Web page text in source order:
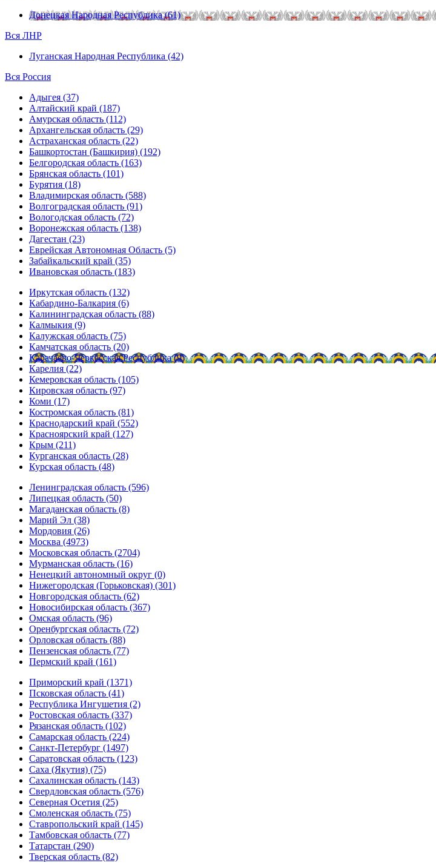
Донецкая Народная Республика (61)
Вся ЛНР
Луганская Народная Республика (42)
Вся Россия
Адыгея (37)
Алтайский край (187)
Амурская область (112)
Архангельская область (29)
Астраханская область (22)
Башкортостан (Башкирия) (192)
Белгородская область (163)
Брянская область (101)
Бурятия (18)
Владимирская область (588)
Волгоградская область (91)
Вологодская область (72)
Воронежская область (138)
Дагестан (23)
Еврейская Автономная Область (5)
Забайкальский край (35)
Ивановская область (183)
Иркутская область (132)
Кабардино-Балкария (6)
Калининградская область (88)
Калмыкия (9)
Калужская область (75)
Камчатская область (20)
Карачаево-Черкесская Республика (9)
Карелия (22)
Кемеровская область (105)
Кировская область (97)
Коми (17)
Костромская область (81)
Краснодарский край (552)
Красноярский край (127)
Крым (211)
Курганская область (28)
Курская область (48)
Ленинградская область (596)
Липецкая область (50)
Магаданская область (8)
Марий Эл (38)
Мордовия (26)
Москва (4973)
Московская область (2704)
Мурманская область (16)
Ненецкий автономный округ (0)
Нижегородская (Горьковская) (301)
Новгородская область (62)
Новосибирская область (367)
Омская область (96)
Оренбургская область (72)
Орловская область (88)
Пензенская область (77)
Пермский край (161)
Приморский край (1371)
Псковская область (41)
Республика Ингушетия (2)
Ростовская область (337)
Рязанская область (102)
Самарская область (224)
Санкт-Петербург (1497)
Саратовская область (123)
Саха (Якутия) (75)
Сахалинская область (143)
Свердловская область (576)
Северная Осетия (25)
Смоленская область (75)
Ставропольский край (145)
Тамбовская область (77)
Татарстан (290)
Тверская область (82)